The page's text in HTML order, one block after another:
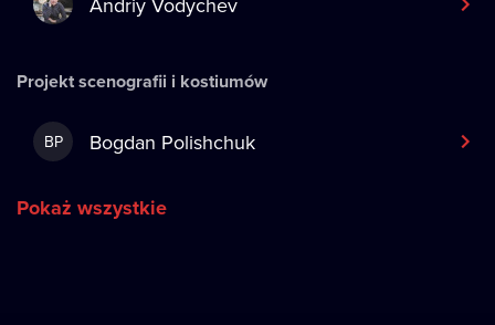
Projekt scenografii i kostiumów
BP Bogdan Polishchuk
Pokaż wszystkie